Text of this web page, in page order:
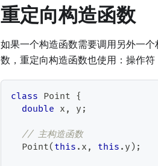
重定向构造函数
如果一个构造函数需要调用另外一
数，重定向构造函数也使用：操作符
class Point {
double x , y ;
// 主构造函数
Point( this . x , this . y ) ;